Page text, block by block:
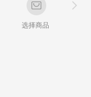
选择商品